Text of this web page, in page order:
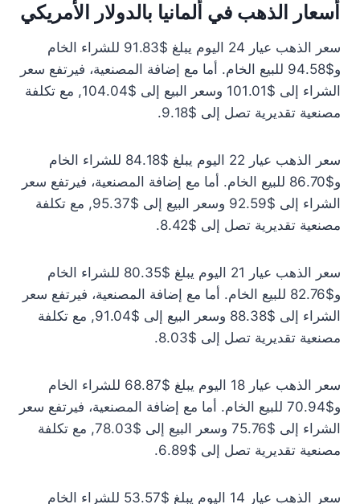
أسعار الذهب في ألمانيا بالدولار الأمريكي
سعر الذهب عيار 24 اليوم يبلغ $91.83 للشراء الخام
و$94.58 للبيع الخام. أما مع إضافة المصنعية، فيرتفع سعر
الشراء إلى $101.01 وسعر البيع إلى $104.04, مع تكلفة
مصنعية تقديرية تصل إلى $9.18.
سعر الذهب عيار 22 اليوم يبلغ $84.18 للشراء الخام
و$86.70 للبيع الخام. أما مع إضافة المصنعية، فيرتفع سعر
الشراء إلى $92.59 وسعر البيع إلى $95.37, مع تكلفة
مصنعية تقديرية تصل إلى $8.42.
سعر الذهب عيار 21 اليوم يبلغ $80.35 للشراء الخام
و$82.76 للبيع الخام. أما مع إضافة المصنعية، فيرتفع سعر
الشراء إلى $88.38 وسعر البيع إلى $91.04, مع تكلفة
مصنعية تقديرية تصل إلى $8.03.
سعر الذهب عيار 18 اليوم يبلغ $68.87 للشراء الخام
و$70.94 للبيع الخام. أما مع إضافة المصنعية، فيرتفع سعر
الشراء إلى $75.76 وسعر البيع إلى $78.03, مع تكلفة
مصنعية تقديرية تصل إلى $6.89.
سعر الذهب عيار 14 اليوم يبلغ $53.57 للشراء الخام